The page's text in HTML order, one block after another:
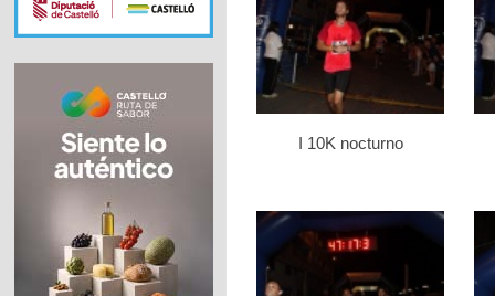
I 10K nocturno